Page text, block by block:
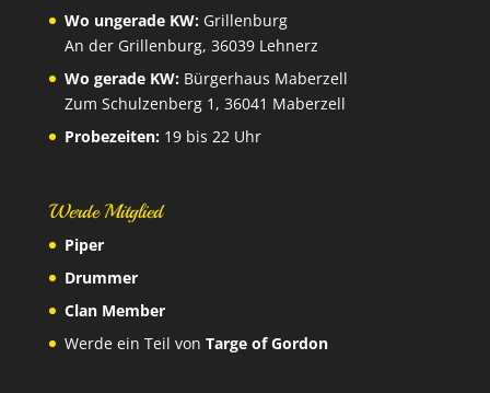
Wo ungerade KW:Grillenburg
An der Grillenburg, 36039 Lehnerz
Wo gerade KW:Bürgerhaus Maberzell
Zum Schulzenberg 1, 36041 Maberzell
Probezeiten:19 bis 22 Uhr
Werde Mitglied
Piper
Drummer
Clan Member
Werde ein Teil von Targe of Gordon